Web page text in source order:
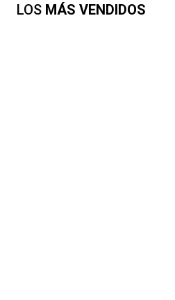
LOS MÁS VENDIDOS